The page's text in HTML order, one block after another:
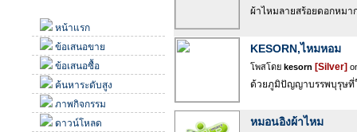
หน้าแรก
ข้อเสนอขาย
ข้อเสนอซื้อ
ค้นหาระดับสูง
ภาพกิจกรรม
ดาวน์โหลด
ผ้าไหมลายสร้อยดอกหมา
KESORN,ไหมหอม
โพสโดย kesorn [Silver]
ด้วยภูมิปัญญาบรรพบุรุษที่
หมอนอิงผ้าไหม